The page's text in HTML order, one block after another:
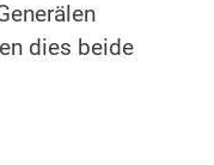
dies beide